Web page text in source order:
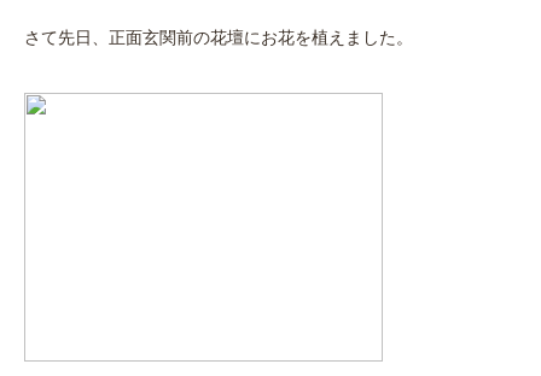
さて先日、正面玄関前の花壇にお花を植えました。